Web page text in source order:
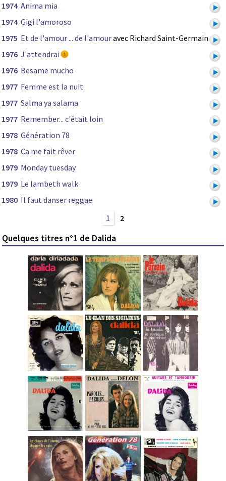
1974 Anima mia
1974 Gigi l'amoroso
1975 Et de l'amour ... de l'amouravec Richard Saint-Germain
1976 J'attendrai
1976 Besame mucho
1977 Femme est la nuit
1977 Salma ya salama
1977 Remember... c'était loin
1978 Génération 78
1978 Ca me fait rêver
1979 Monday tuesday
1979 Le lambeth walk
1980 Il faut danser reggae
1
2
Quelques titres n°1 de Dalida